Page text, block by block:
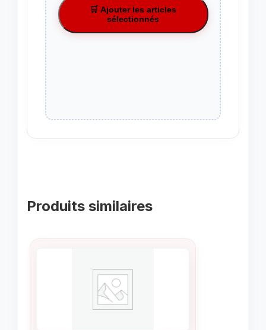
🛒 Ajouter les articles
sélectionnés
Produits similaires